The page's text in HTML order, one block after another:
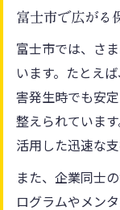
富士市で広がる
富士市では、さ
います。たとえ
害発生時でも安
整えられていま
活用した迅速な
また、企業同士
ログラムやメン